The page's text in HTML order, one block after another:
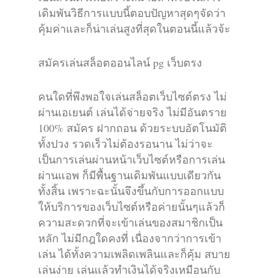
เดิมพันวิธีการแบบนี้ตอบปัญหาสุดๆจัดว่า
คุ้มค่าและก็น่าเล่นสูงที่สุดในตอนนี้แล้วจ้ะ
สมัครเล่นสล็อตออนไลน์ pg เว็บตรง
คนใดที่พึงพอใจเล่นสล็อตเว็บไซต์ตรง ไม่
ผ่านเอเยนต์ เล่นได้จ่ายจริง ไม่มีอันตราย
100% สมัคร ฝากถอน ด้วยระบบอัตโนมัติ
ทั้งปวง รวดเร็วไม่ต้องรอนาน ไม่ว่าจะ
เป็นการเล่นผ่านหน้าเว็บไซต์หรือการเล่น
ผ่านแอพ ก็มีพื้นฐานเดิมพันแบบเดียวกัน
ทั้งสิ้น เพราะฉะนั้นจึงขึ้นกับการออกแบบ
ให้บริการของเว็บไซต์หรือค่ายนั้นๆแล้วก็
ความสะดวกที่จะเข้าเล่นของสมาชิกเป็น
หลัก ไม่มีกฎใดคงที่ เนื่องจากว่าการเข้า
เล่น ได้ทั้งความเพลิดเพลินและก็คุ้ม สบาย
เล่นง่าย เล่นแล้วทำเงินได้จริงเหมือนกับ